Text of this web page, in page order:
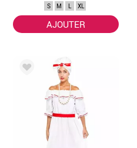
S M L XL
AJOUTER